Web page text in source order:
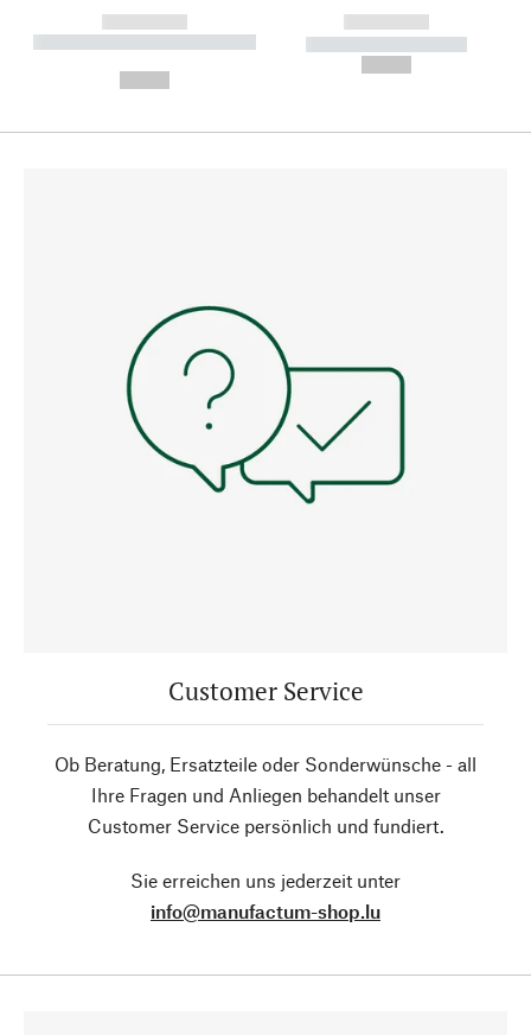
------------
----------- ----------- --------
------------
----------- -----------
Customer Service
Ob Beratung, Ersatzteile oder Sonderwünsche - all
Ihre Fragen und Anliegen behandelt unser
Customer Service persönlich und fundiert.
Sie erreichen uns jederzeit unter
info@manufactum-shop.lu